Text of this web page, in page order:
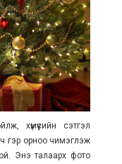
хүмүүсийн сэтгэл
гэр орноо чимэглэж
Энэ талаарх фото